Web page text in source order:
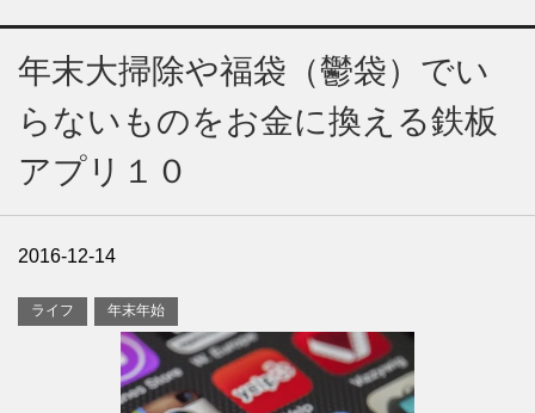
年末大掃除や福袋（鬱袋）でい
らないものをお金に換える鉄板
アプリ１０
2016-12-14
ライフ 年末年始